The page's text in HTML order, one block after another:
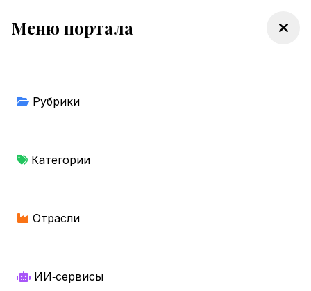
Меню портала
Рубрики
Категории
Отрасли
ИИ‑сервисы